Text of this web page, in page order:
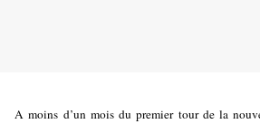
A moins d’un mois du premier tour de la